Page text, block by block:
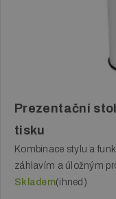
Prezentační
tisku
Kombinace stylu a
záhlavím a úložným
Skladem(ihned)